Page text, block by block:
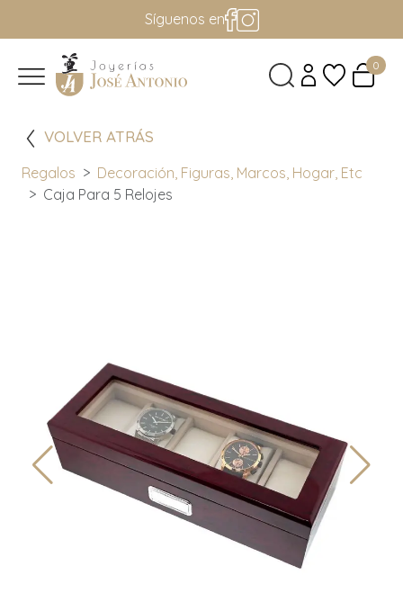
Síguenos en
0
VOLVER ATRÁS
Regalos
Decoración, Figuras, Marcos, Hogar, Etc
Caja Para 5 Relojes